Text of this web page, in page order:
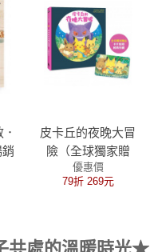
皮卡丘的夜晚大冒
險（全球獨家贈
品：冒險時刻卡片
貼紙）
優惠價
79折 269元